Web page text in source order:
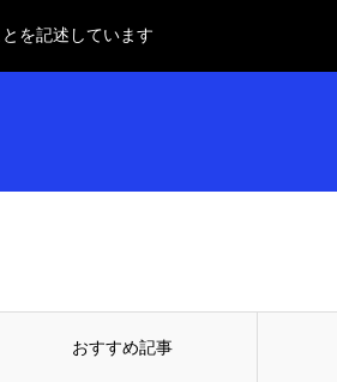
を記述しています
おすすめ記事